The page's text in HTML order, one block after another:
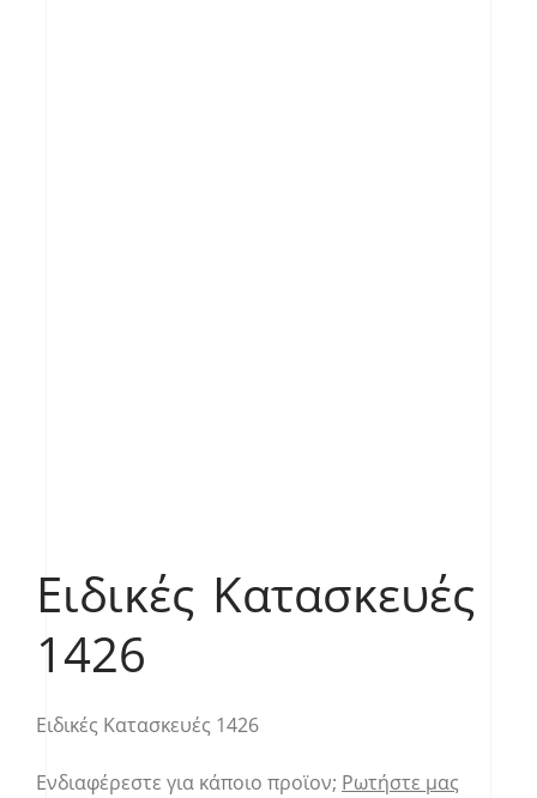
Ειδικές Κατασκευές
1426
Ειδικές Κατασκευές 1426
Ενδιαφέρεστε για κάποιο προϊον; Ρωτήστε μας